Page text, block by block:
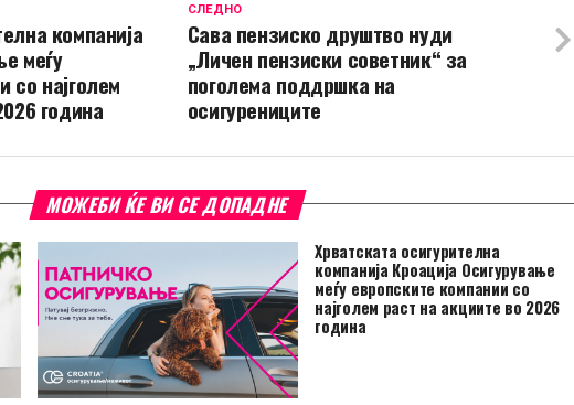
СЛЕДНО
Сава пензиско друштво нуди
„Личен пензиски советник“ за
поголема поддршка на
осигурениците
компанија
меѓу
со најголем
година
МОЖЕБИ ЌЕ ВИ СЕ ДОПАДНЕ
Хрватската осигурителна
компанија Кроација Осигурување
меѓу европските компании со
најголем раст на акциите во 2026
година